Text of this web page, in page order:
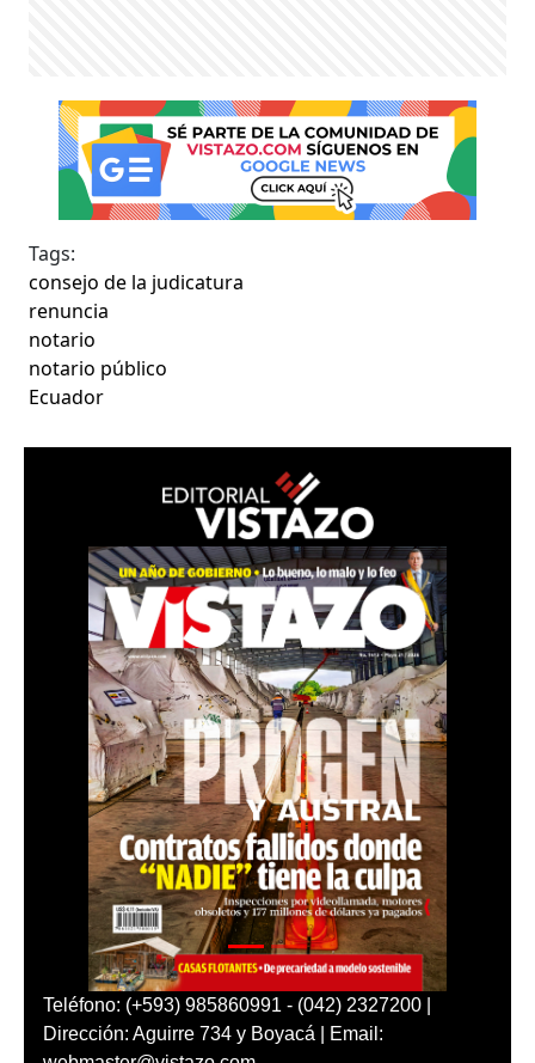
Tags:
consejo de la judicatura
renuncia
notario
notario público
Ecuador
Teléfono: (+593) 985860991 - (042) 2327200 |
Dirección: Aguirre 734 y Boyacá | Email: